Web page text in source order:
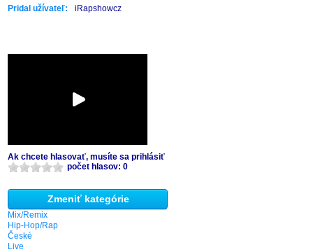
Pridal užívateľ: iRapshowcz
Ak chcete hlasovať, musíte sa prihlásiť
počet hlasov: 0
Zmeniť kategórie
Mix/Remix
Hip-Hop/Rap
České
Live